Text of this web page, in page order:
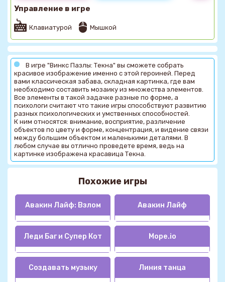
Управление в игре
Клавиатурой Мышкой
В игре "Винкс Пазлы: Текна" вы сможете собрать
красивое изображение именно с этой героиней. Перед
вами классическая забава, складная картинка, где вам
необходимо составить мозаику из множества элементов.
Все элементы в такой задачке разные по форме, а
психологи считают что такие игры способствуют развитию
разных психологических и умственных способностей.
К ним относятся: внимание, восприятие, различение
объектов по цвету и форме, концентрация, и видение связи
между большим объектом и маленькими деталями. В
любом случае вы отлично проведете время, ведь на
картинке изображена красавица Текна.
Похожие игры
Авакин Лайф: Взлом Авакин Лайф
Леди Баг и Супер Кот Mope.io
Создавать музыку Линия танца